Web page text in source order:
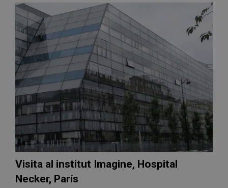
Visita al institut Imagine, Hospital
Necker, París